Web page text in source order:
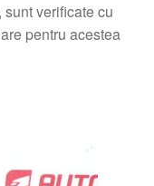
verificate cu
pentru acestea